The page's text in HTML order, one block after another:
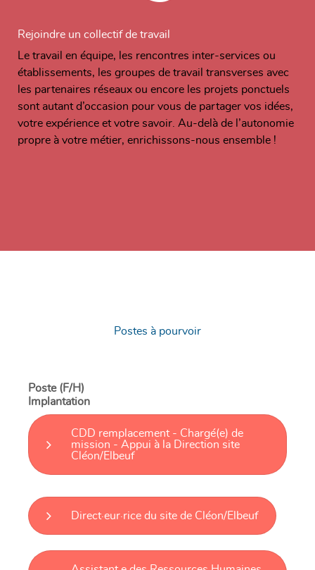
Rejoindre un collectif de travail
Le travail en équipe, les rencontres inter-services ou
établissements, les groupes de travail transverses avec
les partenaires réseaux ou encore les projets ponctuels
sont autant d’occasion pour vous de partager vos idées,
votre expérience et votre savoir. Au-delà de l’autonomie
propre à votre métier, enrichissons-nous ensemble !
Postes à pourvoir
Poste (F/H)
Implantation
CDD remplacement - Chargé(e) de
mission - Appui à la Direction site
Cléon/Elbeuf
Direct·eur·rice du site de Cléon/Elbeuf